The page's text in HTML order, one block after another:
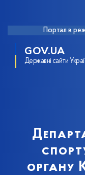
Портал в
GOV.UA
Державні сайти
органу